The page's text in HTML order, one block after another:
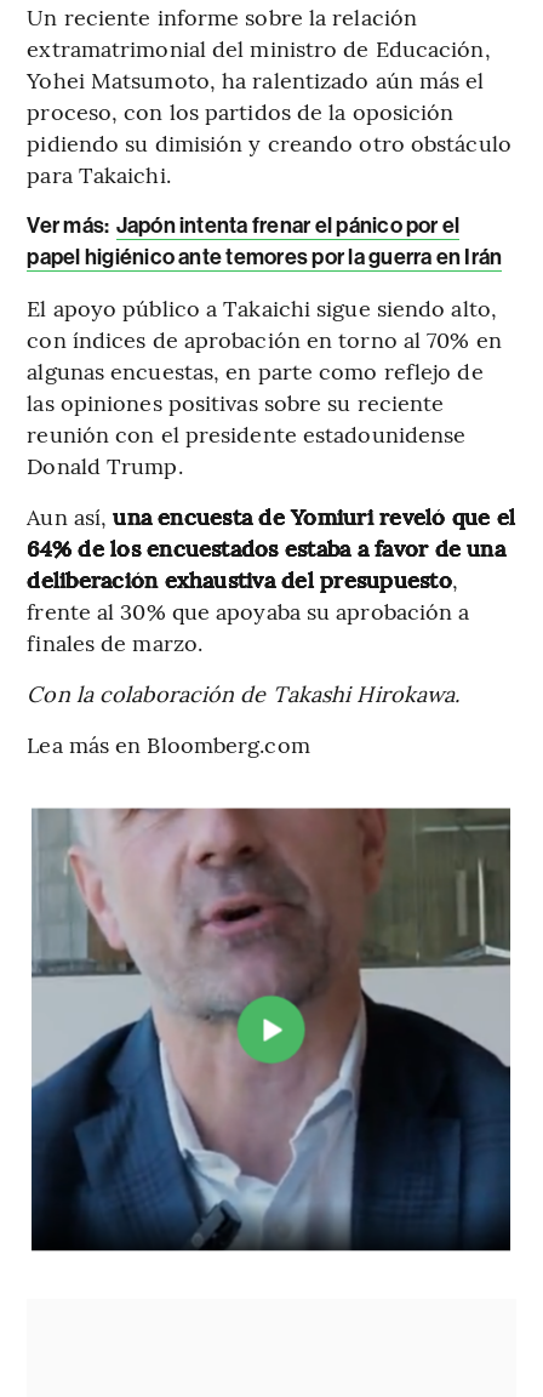
Un reciente informe sobre la relación
extramatrimonial del ministro de Educación,
Yohei Matsumoto, ha ralentizado aún más el
proceso, con los partidos de la oposición
pidiendo su dimisión y creando otro obstáculo
para Takaichi.
Ver más: Japón intenta frenar el pánico por el
papel higiénico ante temores por la guerra en Irán
El apoyo público a Takaichi sigue siendo alto,
con índices de aprobación en torno al 70% en
algunas encuestas, en parte como reflejo de
las opiniones positivas sobre su reciente
reunión con el presidente estadounidense
Donald Trump.
Aun así,una encuesta de Yomiuri reveló que el
64% de los encuestados estaba a favor de una
deliberación exhaustiva del presupuesto,
frente al 30% que apoyaba su aprobación a
finales de marzo.
Con la colaboración de Takashi Hirokawa.
Lea más en Bloomberg.com